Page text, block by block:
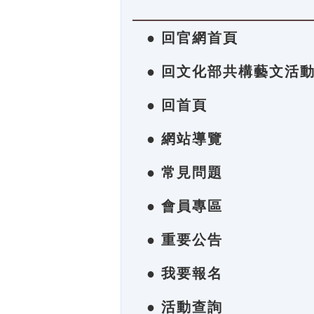
● 回官網首頁
● 回文化部共構藝文活
● 回首頁
● 網站導覽
● 常見問題
● 會員專區
● 重要公告
● 我要報名
● 活動查詢